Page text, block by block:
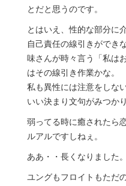
とだと思うのです。
とはいえ、性的な部分に
自己責任の線引きができ
味さんが時々言う「私は
はその線引き作業かな。
私も異性には注意をしな
いい決まり文句がみつか
弱ってる時に癒されたら
ルアルですしねぇ。
ああ・・長くなりました。
ユングもフロイトもただ